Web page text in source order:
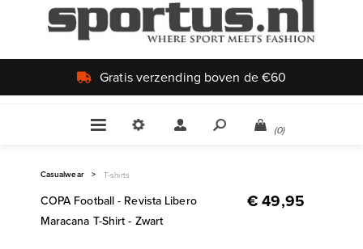
Uniek aanbod
(0)
Casualwear > T-shirts
COPA Football - Revista Libero
Maracana T-Shirt - Zwart
€ 49,95